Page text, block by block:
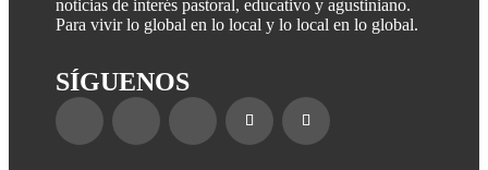
noticias de interés pastoral, educativo y agustiniano.
Para vivir lo global en lo local y lo local en lo global.
SÍGUENOS